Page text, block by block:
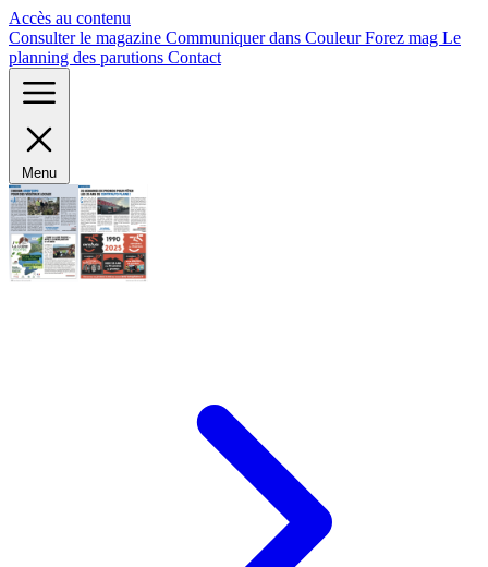
Accès au contenu
Consulter le magazine Communiquer dans Couleur Forez mag Le
planning des parutions Contact
Menu
Panneau de gestion des cookies